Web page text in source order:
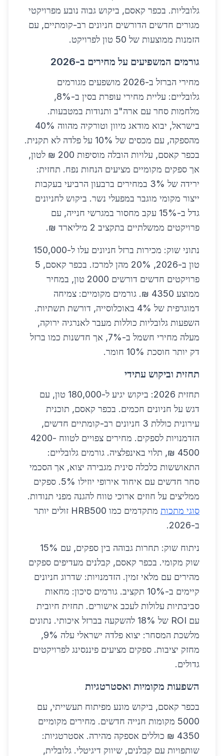
גלובליות. בכפר קאסם, ביקוש גבוה נובע מפרויקטי
מגורים חדשים הדורשים חניונים רב-קומתיים, עם
הזמנות ממוצעות של 50 טון לפרויקט.
גורמים המשפיעים על מחירים ב-2026
מחירי הברזל ב-2026 מושפעים מגורמים
גלובליים: עליית מחירי עופרת בסין ב-8%,
מלחמות סחר עם ארה"ב ותנודות במטבעות.
בישראל, יבוא מודאג מיוון וטורקיה מהווה 40%
מהספקה, עם מכסים של 10% על פלדה לא תקנית.
בכפר קאסם, עלויות הובלה מוסיפות 200 ₪ לטון,
אך ספקים מקומיים מציעים הנחות נפח. תחזית:
ירידה של 3% במחירים ברבעון הרביעי בעקבות
ייצור מקומי מוגבר במפעלי נשר. ביקוש לחניונים
גדל ב-15% עקב מחסור במגרשי חנייה, עם
פרויקטים ממשלתיים בתקציב 2 מיליארד ₪.
נתוני שוק: מכירות ברזל חניונים עלו ל-150,000
טון ב-2026, 20% מהן למרכז. בכפר קאסם, 5
פרויקטים חדשים דורשים 2000 טון, במחיר
ממוצע 4350 ₪. גורמים מקומיים: צמיחה
דמוגרפית של 4% באוכלוסייה, דורשת תשתיות.
השפעות גלובליות כוללות מעבר לאנרגיה ירוקה,
מעלה מחירי חשמל ב-7%, אך חדשנות כמו ברזל
דק יותר חוסכת 10% חומר.
תחזית וביקוש עתידי
תחזית 2026: ביקוש יגיע ל-180,000 טון, עם
דגש על חניונים חכמים. בכפר קאסם, תוכנית
עירונית כוללת 3 חניונים רב-קומתיים חדשים,
הזדמנויות לספקים. מחירים צפויים לטווח 4200-
4500 ₪, תלוי באינפלציה. גורמים גלובליים:
התאוששות כלכלה סינית מגבירה יצוא, אך הסכמי
סחר חדשים עם איחוד אירופי יוזילו 5%. ספקים
ממליצים על חוזים ארוכי טווח להגנה מפני תנודות.
סוגי מתכות
מתקדמים כמו HRB500 זולים יותר
ב-2026.
ניתוח שוק: תחרות גבוהה בין ספקים, עם 15%
שוק מקומי. בכפר קאסם, קבלנים מעדיפים ספקים
מהירים עם מלאי זמין. הזדמנויות: שדרוג חניונים
קיימים ב-10% תקציב. גורמים סיכון: מחאות
סביבתיות עלולות לעכב אישורים. תחזית חיובית
עם ROI של 18% להשקעה בברזל איכותי. נתונים
מלשכת המסחר: יצוא פלדה ישראלי עלה 9%,
מחזק יציבות. ספקים מציעים פיננסינג לפרויקטים
גדולים.
השפעות מקומיות ואסטרטגיות
בכפר קאסם, ביקוש מונע מפיתוח תעשייתי, עם
5000 מקומות חנייה חדשים. מחירים מקומיים
4350 ₪ כוללים אספקה מהירה. אסטרטגיות:
שותפויות עם קבלנים, שיווק דיגיטלי. גלובלית,